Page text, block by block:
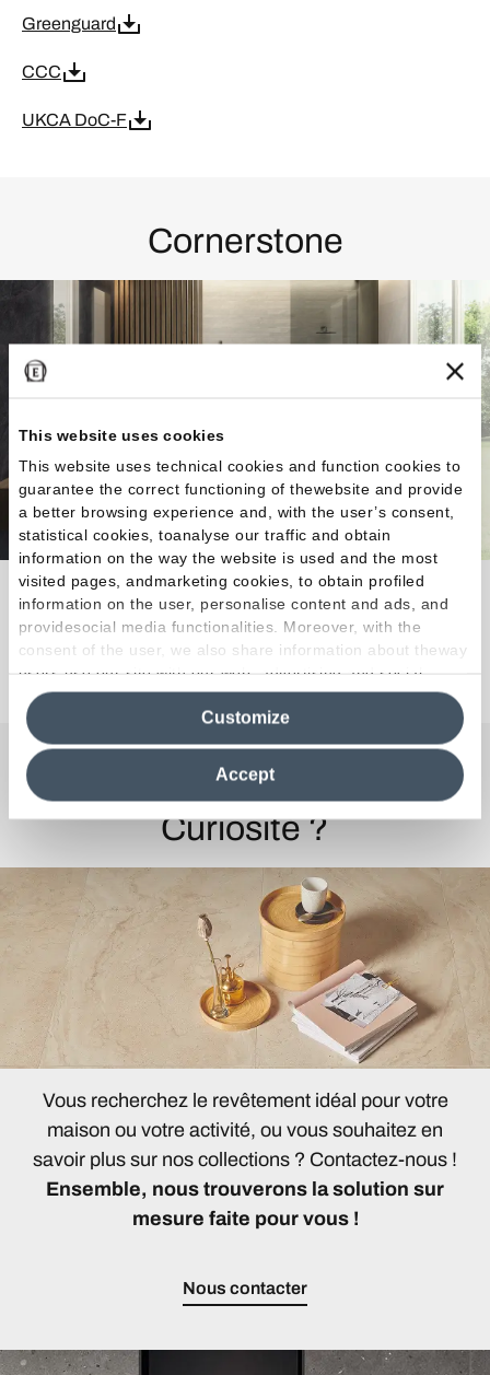
This website uses cookies
This website uses technical cookies and function cookies to
guarantee the correct functioning of thewebsite and provide
a better browsing experience and, with the user’s consent,
statistical cookies, toanalyse our traffic and obtain
information on the way the website is used and the most
visited pages, andmarketing cookies, to obtain profiled
information on the user, personalise content and ads, and
providesocial media functionalities. Moreover, with the
consent of the user, we also share information about theway
users use our site with our web, advertising and social
media analytics partners, who may combine itwith other
information in their possession. By closing this banner,
clicking on "Reject", it will be possible tocontinue browsing
the site after installing only technical cookies. For more
information see the
Cookie Policy
Accept
Customize
Greenguard
CCC
UKCA DoC-F
Cornerstone
Tout le charme de la pierre.
Une question ou une
Curiosité ?
Vous recherchez le revêtement idéal pour votre
maison ou votre activité, ou vous souhaitez en
savoir plus sur nos collections ? Contactez-nous !
Ensemble, nous trouverons la solution sur
mesure faite pour vous !
Nous contacter